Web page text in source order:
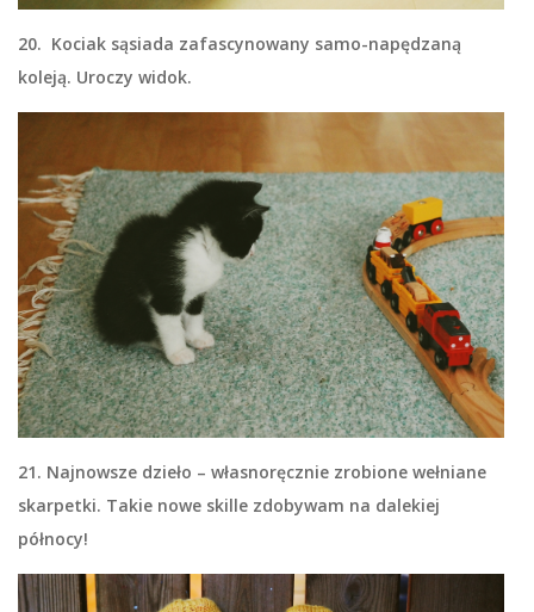
20. Kociak sąsiada zafascynowany samo-napędzaną
koleją. Uroczy widok.
21. Najnowsze dzieło – własnoręcznie zrobione wełniane
skarpetki. Takie nowe skille zdobywam na dalekiej
północy!